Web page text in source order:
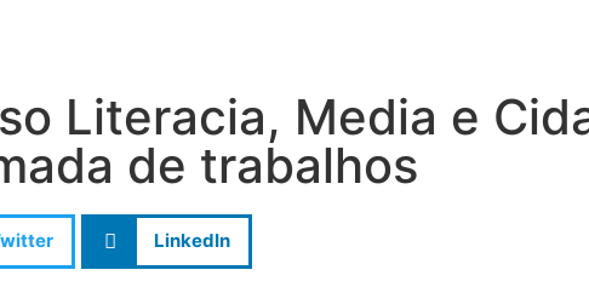
Literacia, Media e
de trabalhos
LinkedIn